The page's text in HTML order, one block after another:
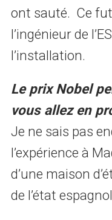
ont sauté. Ce
l’ingénieur de
l’installation.
Le prix Nobel
vous allez en
Je ne sais pas
l’expérience à
d’une maison
de l’état